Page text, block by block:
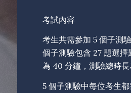
考試內容
考生共需參加 5 個子測
個子測驗包含 27 題選擇
為 40 分鐘，測驗總時長
5 個子測驗中每位考生